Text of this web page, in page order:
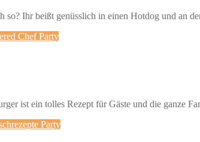
so? Ihr beißt genüsslich in einen Hotdog und an
ChefParty
ist ein tolles Rezept für Gäste und die ganze
Party